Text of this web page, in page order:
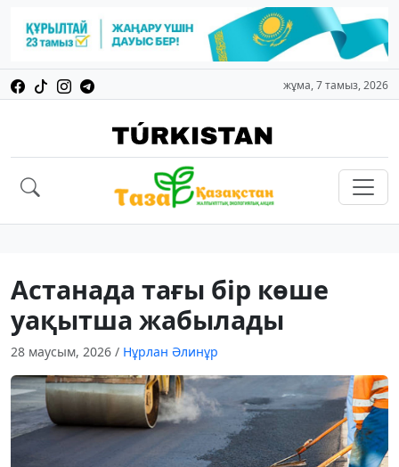
жұма, 7 тамыз, 2026
Астанада тағы бір көше
уақытша жабылады
28 маусым, 2026 / Нұрлан Әлинұр